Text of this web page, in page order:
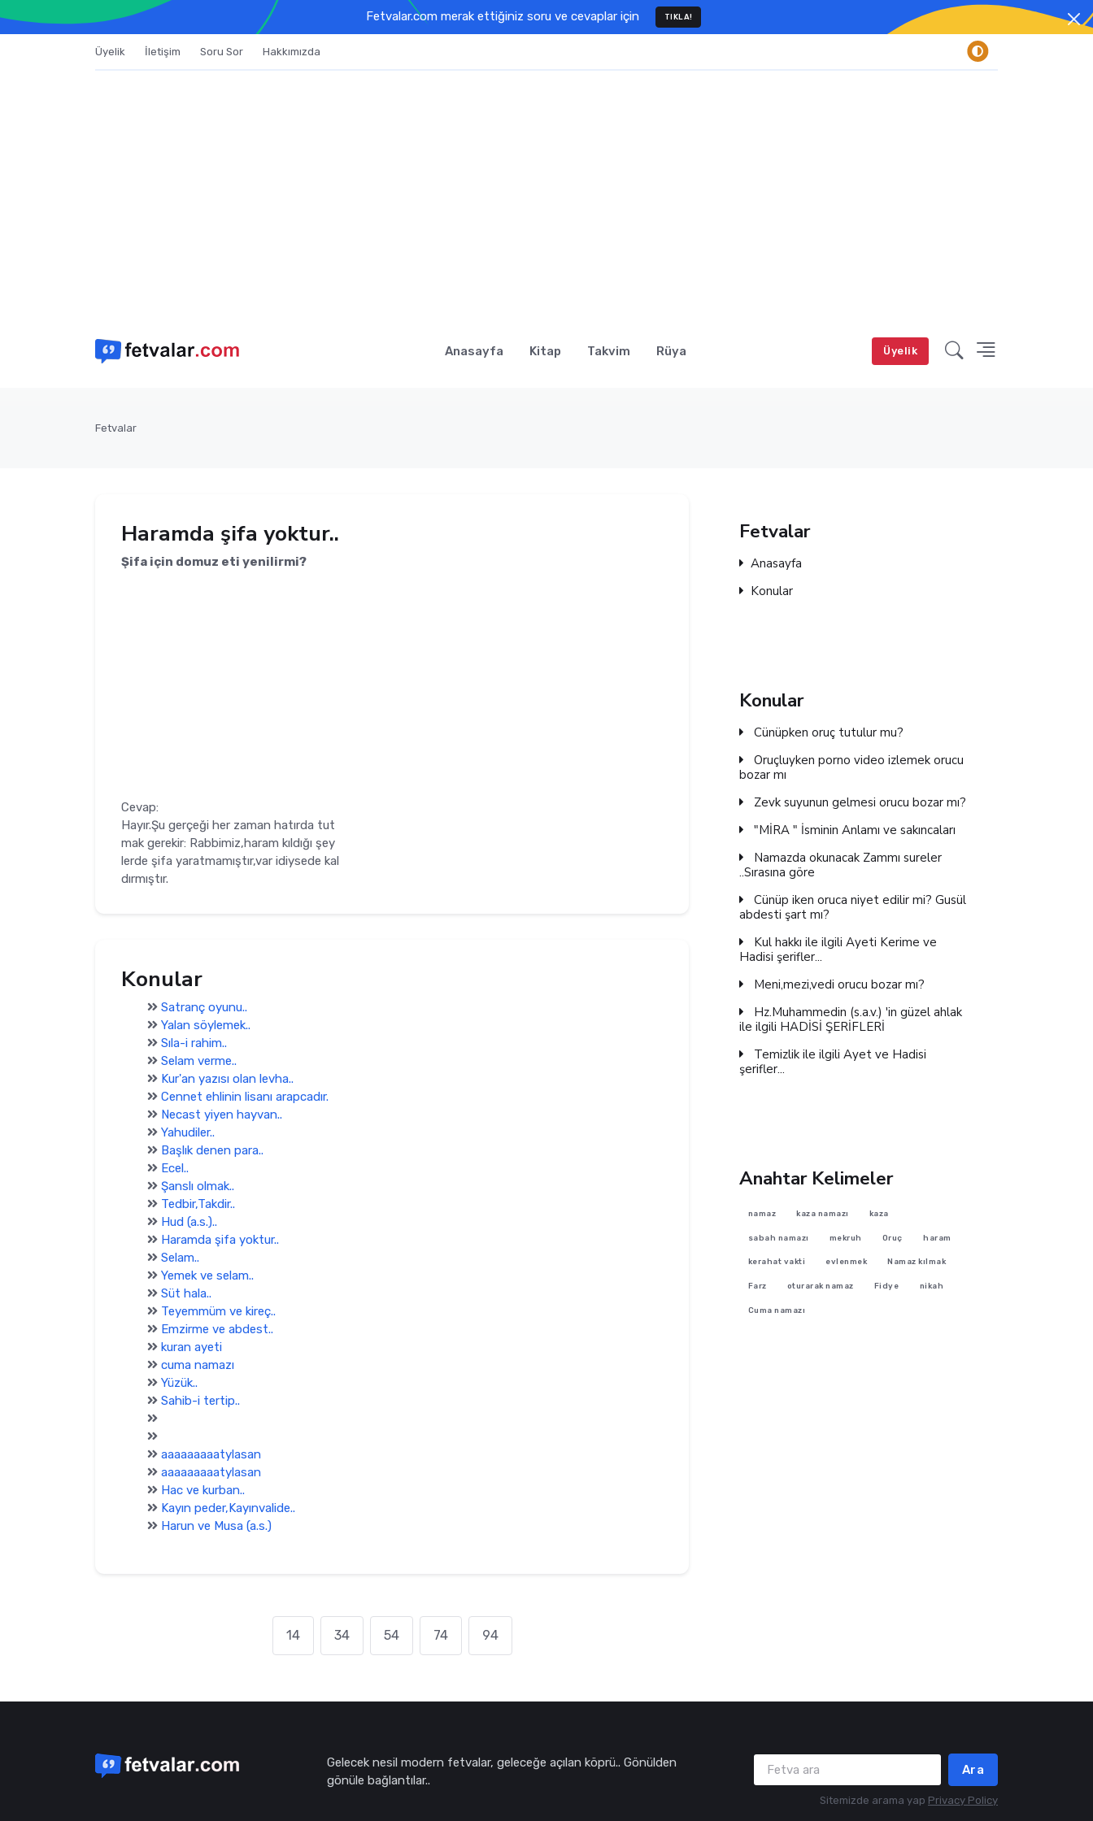
Fetvalar.com merak ettiğiniz soru ve cevaplar için TIKLA!
Üyelik İletişim Soru Sor Hakkımızda
Anasayfa Kitap Takvim Rüya Üyelik
Fetvalar
Haramda şifa yoktur..
Şifa için domuz eti yenilirmi?
Cevap:
Hayır.Şu gerçeği her zaman hatırda tut
mak gerekir: Rabbimiz,haram kıldığı şey
lerde şifa yaratmamıştır,var idiysede kal
dırmıştır.
Konular
Satranç oyunu..
Yalan söylemek..
Sıla-i rahim..
Selam verme..
Kur'an yazısı olan levha..
Cennet ehlinin lisanı arapcadır.
Necast yiyen hayvan..
Yahudiler..
Başlık denen para..
Ecel..
Şanslı olmak..
Tedbir,Takdir..
Hud (a.s.)..
Haramda şifa yoktur..
Selam..
Yemek ve selam..
Süt hala..
Teyemmüm ve kireç..
Emzirme ve abdest..
kuran ayeti
cuma namazı
Yüzük..
Sahib-i tertip..
aaaaaaaaatylasan
aaaaaaaaatylasan
Hac ve kurban..
Kayın peder,Kayınvalide..
Harun ve Musa (a.s.)
14 34 54 74 94
Fetvalar
Anasayfa
Konular
Konular
Cünüpken oruç tutulur mu?
Oruçluyken porno video izlemek orucu
bozar mı
Zevk suyunun gelmesi orucu bozar mı?
"MİRA " İsminin Anlamı ve sakıncaları
Namazda okunacak Zammı sureler
..Sırasına göre
Cünüp iken oruca niyet edilir mi? Gusül
abdesti şart mı?
Kul hakkı ile ilgili Ayeti Kerime ve
Hadisi şerifler...
Meni,mezi,vedi orucu bozar mı?
Hz.Muhammedin (s.a.v.) 'in güzel ahlak
ile ilgili HADİSİ ŞERİFLERİ
Temizlik ile ilgili Ayet ve Hadisi
şerifler...
Anahtar Kelimeler
namaz kaza namazı kaza
sabah namazı mekruh Oruç haram
kerahat vakti evlenmek Namaz kılmak
Farz oturarak namaz Fidye nikah
Cuma namazı
Gelecek nesil modern fetvalar, geleceğe açılan köprü.. Gönülden
gönüle bağlantılar..
Ara
Sitemizde arama yap Privacy Policy